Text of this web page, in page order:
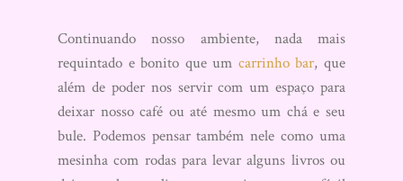
Continuando nosso ambiente, nada mais
requintado e bonito que um carrinho bar, que
além de poder nos servir com um espaço para
deixar nosso café ou até mesmo um chá e seu
bule. Podemos pensar também nele como uma
mesinha com rodas para levar alguns livros ou